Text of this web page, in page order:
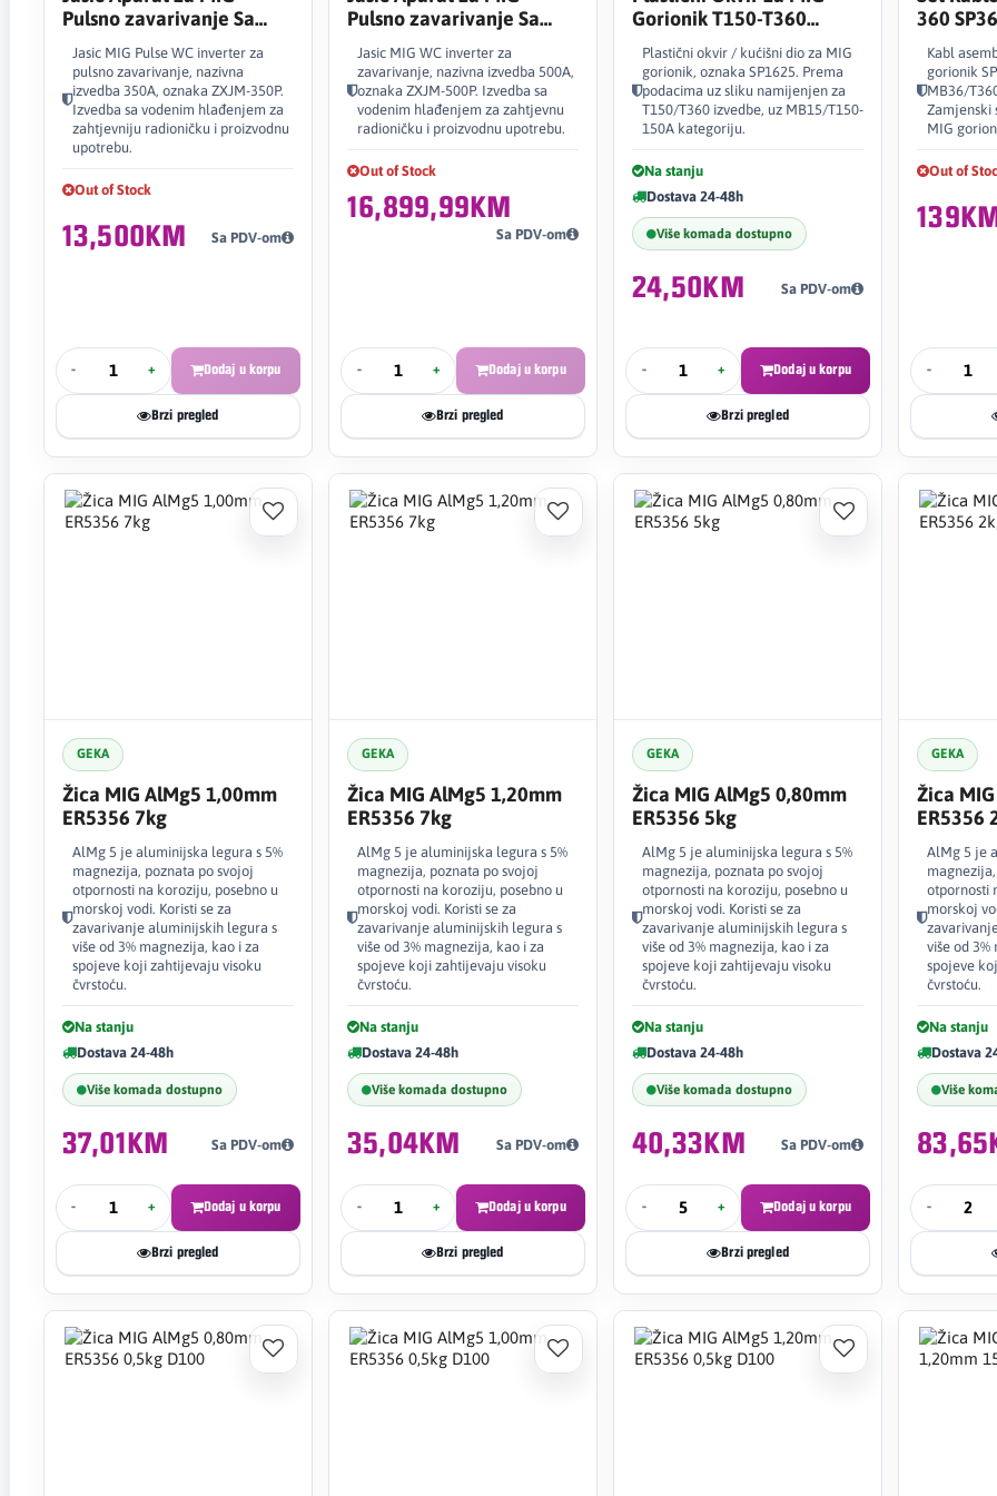
Pulsno zavarivanje Sa
Vodenim Hlađenjem 350A
Jasic MIG Pulse WC inverter za
pulsno zavarivanje, nazivna
izvedba 350A, oznaka ZXJM-350P.
Izvedba sa vodenim hlađenjem za
zahtjevniju radioničku i proizvodnu
upotrebu.
Out of Stock
13,500KM Sa PDV-om
- + Dodaj u korpu
Brzi pregled
Pulsno zavarivanje Sa
Vodenim Hlađenjem 500A
Synergic
Jasic MIG WC inverter za
zavarivanje, nazivna izvedba 500A,
oznaka ZXJM-500P. Izvedba sa
vodenim hlađenjem za zahtjevnu
radioničku i proizvodnu upotrebu.
Out of Stock
16,899,99KM
Sa PDV-om
- + Dodaj u korpu
Brzi pregled
Gorionik T150-T360
SP1625
Plastični okvir / kućišni dio za MIG
gorionik, oznaka SP1625. Prema
podacima uz sliku namijenjen za
T150/T360 izvedbe, uz MB15/T150-
150A kategoriju.
Na stanju
Dostava 24-48h
Više komada dostupno
24,50KM Sa PDV-om
- + Dodaj u korpu
Brzi pregled
360
Kabl
gorionik
MB36/
Zamjenski
MIG
Out of
-
GEKA
Žica MIG AlMg5 1,00mm
ER5356 7kg
AlMg 5 je aluminijska legura s 5%
magnezija, poznata po svojoj
otpornosti na koroziju, posebno u
morskoj vodi. Koristi se za
zavarivanje aluminijskih legura s
više od 3% magnezija, kao i za
spojeve koji zahtijevaju visoku
čvrstoću.
Na stanju
Dostava 24-48h
Više komada dostupno
37,01KM Sa PDV-om
- + Dodaj u korpu
Brzi pregled
GEKA
Žica MIG AlMg5 1,20mm
ER5356 7kg
AlMg 5 je aluminijska legura s 5%
magnezija, poznata po svojoj
otpornosti na koroziju, posebno u
morskoj vodi. Koristi se za
zavarivanje aluminijskih legura s
više od 3% magnezija, kao i za
spojeve koji zahtijevaju visoku
čvrstoću.
Na stanju
Dostava 24-48h
Više komada dostupno
35,04KM Sa PDV-om
- + Dodaj u korpu
Brzi pregled
GEKA
Žica MIG AlMg5 0,80mm
ER5356 5kg
AlMg 5 je aluminijska legura s 5%
magnezija, poznata po svojoj
otpornosti na koroziju, posebno u
morskoj vodi. Koristi se za
zavarivanje aluminijskih legura s
više od 3% magnezija, kao i za
spojeve koji zahtijevaju visoku
čvrstoću.
Na stanju
Dostava 24-48h
Više komada dostupno
40,33KM Sa PDV-om
- + Dodaj u korpu
Brzi pregled
GEKA
Žica
ER5356
AlMg 5 je
otpornosti
morskoj
više od
spojeve
čvrstoću.
Na stanju
Dostava
Više
-